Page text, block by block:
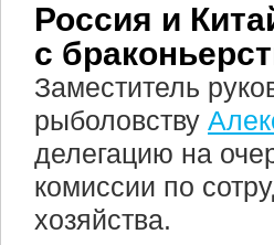
Россия и
с
Заместитель
рыболовству
делегацию на
комиссии по
хозяйства.